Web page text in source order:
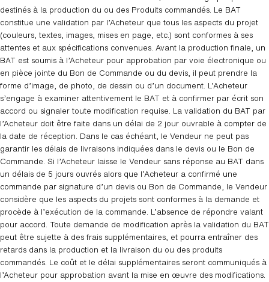
destinés à la production du ou des Produits commandés. Le BAT
constitue une validation par l’Acheteur que tous les aspects du projet
(couleurs, textes, images, mises en page, etc.) sont conformes à ses
attentes et aux spécifications convenues. Avant la production finale, un
BAT est soumis à l’Acheteur pour approbation par voie électronique ou
en pièce jointe du Bon de Commande ou du devis, il peut prendre la
forme d’image, de photo, de dessin ou d’un document. L’Acheteur
s’engage à examiner attentivement le BAT et à confirmer par écrit son
accord ou signaler toute modification requise. La validation du BAT par
l’Acheteur doit être faite dans un délai de 2 jour ouvrable à compter de
la date de réception. Dans le cas échéant, le Vendeur ne peut pas
garantir les délais de livraisons indiquées dans le devis ou le Bon de
Commande. Si l’Acheteur laisse le Vendeur sans réponse au BAT dans
un délais de 5 jours ouvrés alors que l’Acheteur a confirmé une
commande par signature d’un devis ou Bon de Commande, le Vendeur
considère que les aspects du projets sont conformes à la demande et
procède à l’exécution de la commande. L’absence de répondre valant
pour accord. Toute demande de modification après la validation du BAT
peut être sujette à des frais supplémentaires, et pourra entraîner des
retards dans la production et la livraison du ou des produits
commandés. Le coût et le délai supplémentaires seront communiqués à
l’Acheteur pour approbation avant la mise en œuvre des modifications.